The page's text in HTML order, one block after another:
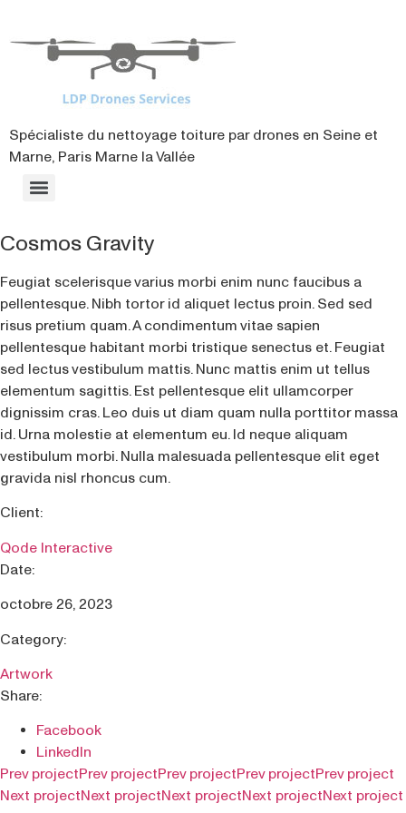
Spécialiste du nettoyage toiture par drones en Seine et
Marne, Paris Marne la Vallée
Cosmos Gravity
Feugiat scelerisque varius morbi enim nunc faucibus a
pellentesque. Nibh tortor id aliquet lectus proin. Sed sed
risus pretium quam. A condimentum vitae sapien
pellentesque habitant morbi tristique senectus et. Feugiat
sed lectus vestibulum mattis. Nunc mattis enim ut tellus
elementum sagittis. Est pellentesque elit ullamcorper
dignissim cras. Leo duis ut diam quam nulla porttitor massa
id. Urna molestie at elementum eu. Id neque aliquam
vestibulum morbi. Nulla malesuada pellentesque elit eget
gravida nisl rhoncus cum.
Client:
Qode Interactive
Date:
octobre 26, 2023
Category:
Artwork
Share:
Facebook
LinkedIn
Prev projectPrev projectPrev projectPrev projectPrev project
Next projectNext projectNext projectNext projectNext project